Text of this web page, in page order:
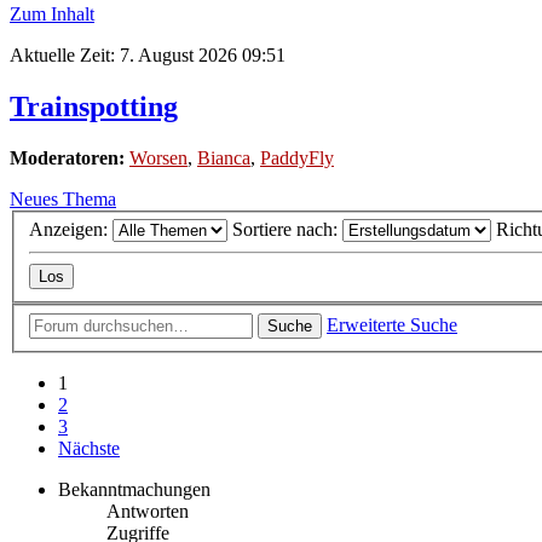
Zum Inhalt
Aktuelle Zeit: 7. August 2026 09:51
Trainspotting
Moderatoren: Worsen, Bianca, PaddyFly
Neues Thema
Anzeigen:
Sortiere nach:
Suche Erweiterte Suche
1
2
3
Nächste
Bekanntmachungen
Antworten
Zugriffe